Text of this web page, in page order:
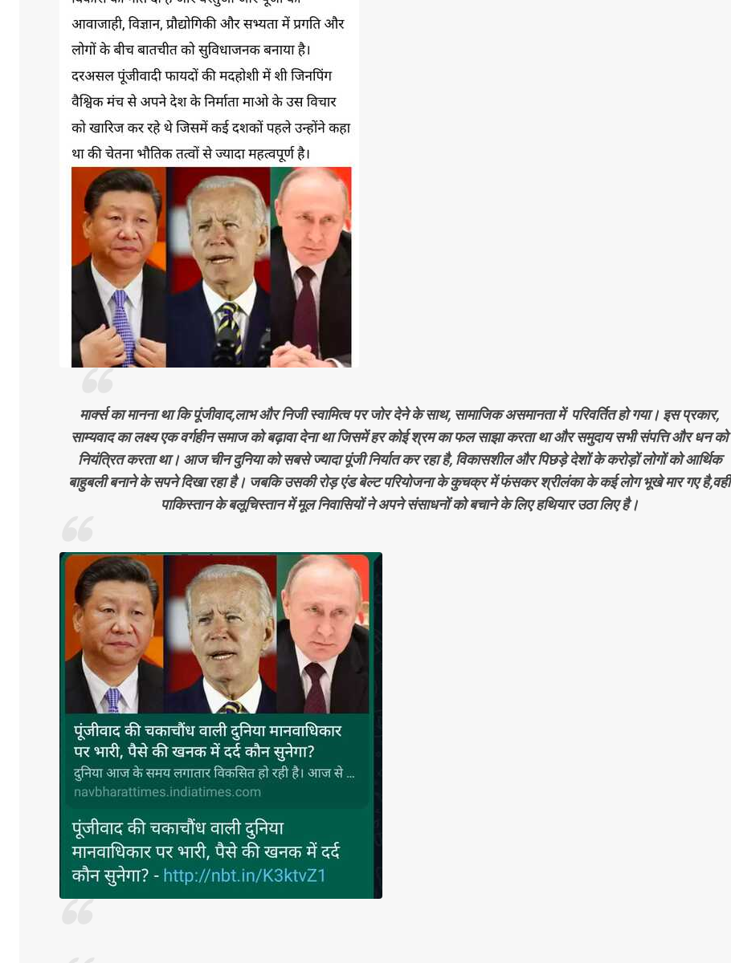
मार्क्स का मानना था कि पूंजीवाद,लाभ और निजी स्वामित्व पर जोर देने के साथ, सामाजिक असमानता में परिवर्तित हो गया। इस प्रकार,
साम्यवाद का लक्ष्य एक वर्गहीन समाज को बढ़ावा देना था जिसमें हर कोई श्रम का फल साझा करता था और समुदाय सभी संपत्ति और धन को
नियंत्रित करता था। आज चीन दुनिया को सबसे ज्यादा पूंजी निर्यात कर रहा है, विकासशील और पिछड़े देशों के करोड़ों लोगों को आर्थिक
बाहुबली बनाने के सपने दिखा रहा है। जबकि उसकी रोड़ एंड बेल्ट परियोजना के कुचक्र में फंसकर श्रीलंका के कई लोग भूखे मार गए है,वहीं
पाकिस्तान के बलूचिस्तान में मूल निवासियों ने अपने संसाधनों को बचाने के लिए हथियार उठा लिए है।